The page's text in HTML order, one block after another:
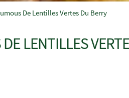
De Lentilles Vertes Du Berry
LENTILLES